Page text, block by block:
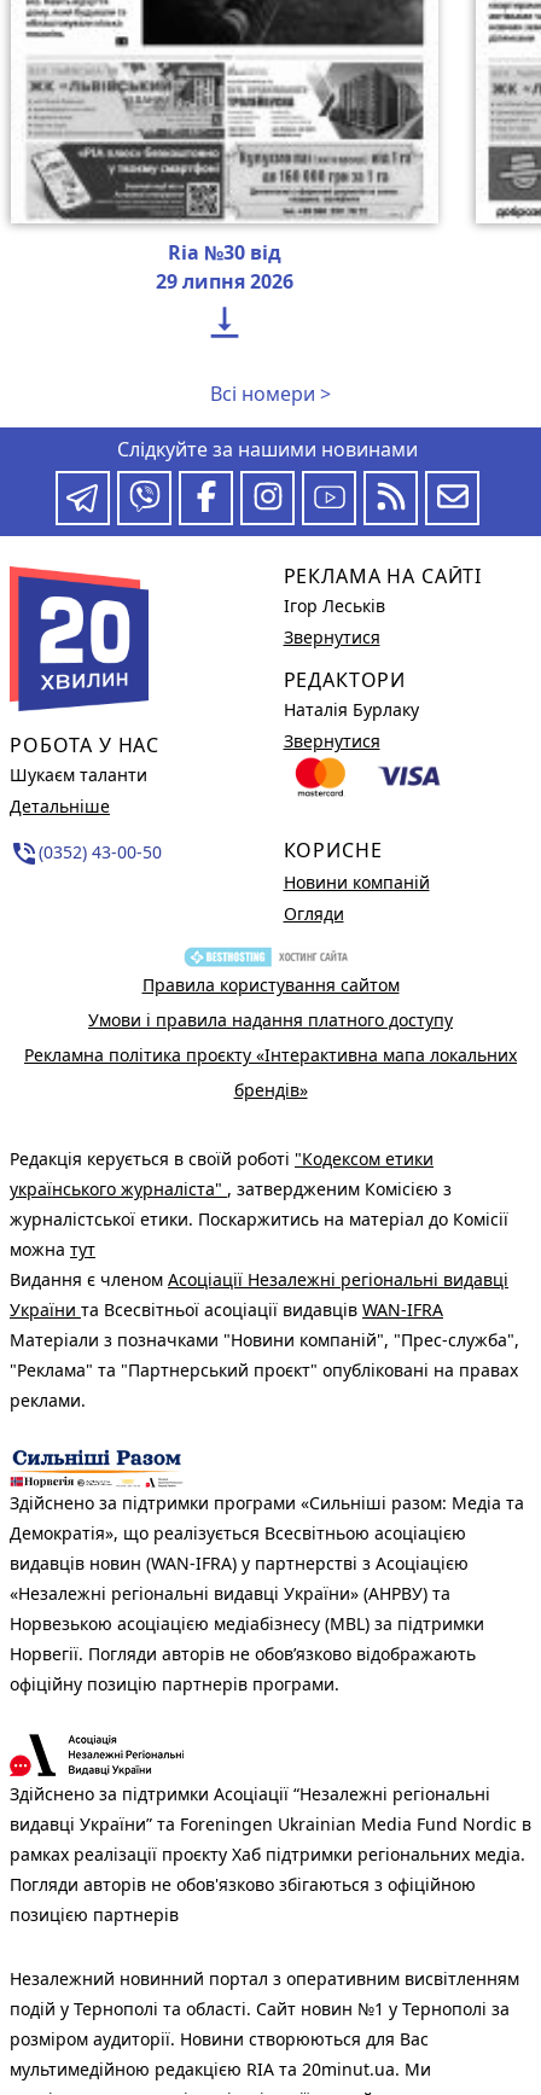
Ria №30 від
29 липня 2026

Всі номери >
Слідкуйте за нашими новинами
РОБОТА У НАС
Шукаєм таланти
Детальніше
phone_in_talk(0352) 43-00-50
РЕКЛАМА НА САЙТІ
Ігор Леськів
Звернутися
РЕДАКТОРИ
Наталія Бурлаку
Звернутися
КОРИСНЕ
Новини компаній
Огляди
Правила користування сайтом
Умови і правила надання платного доступу
Рекламна політика проєкту «Інтерактивна мапа локальних
брендів»
Редакція керується в своїй роботі "Кодексом етики
українського журналіста" , затвердженим Комісією з
журналістської етики. Поскаржитись на матеріал до Комісії
можна тут
Видання є членом Асоціації Незалежні регіональні видавці
України та Всесвітньої асоціації видавців WAN-IFRA
Матеріали з позначками "Новини компаній", "Прес-служба",
"Реклама" та "Партнерський проєкт" опубліковані на правах
реклами.
Здійснено за підтримки програми «Сильніші разом: Медіа та
Демократія», що реалізується Всесвітньою асоціацією
видавців новин (WAN-IFRA) у партнерстві з Асоціацією
«Незалежні регіональні видавці України» (АНРВУ) та
Норвезькою асоціацією медіабізнесу (MBL) за підтримки
Норвегії. Погляди авторів не обов’язково відображають
офіційну позицію партнерів програми.
Здійснено за підтримки Асоціації “Незалежні регіональні
видавці України” та Foreningen Ukrainian Media Fund Nordic в
рамках реалізації проєкту Хаб підтримки регіональних медіа.
Погляди авторів не обов'язково збігаються з офіційною
позицією партнерів
Незалежний новинний портал з оперативним висвітленням
подій у Тернополі та області. Сайт новин №1 у Тернополі за
розміром аудиторії. Новини створюються для Вас
мультимедійною редакцією RIA та 20minut.ua. Ми